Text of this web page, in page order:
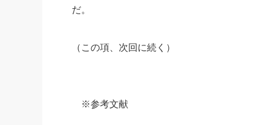
だ。
（この項、次回に続く）
※参考文献